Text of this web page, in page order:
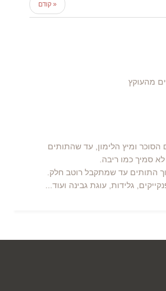
« קודם
הסוכר ומיץ הלימון, עד שהתותים
לא סמיך כמו ריבה.